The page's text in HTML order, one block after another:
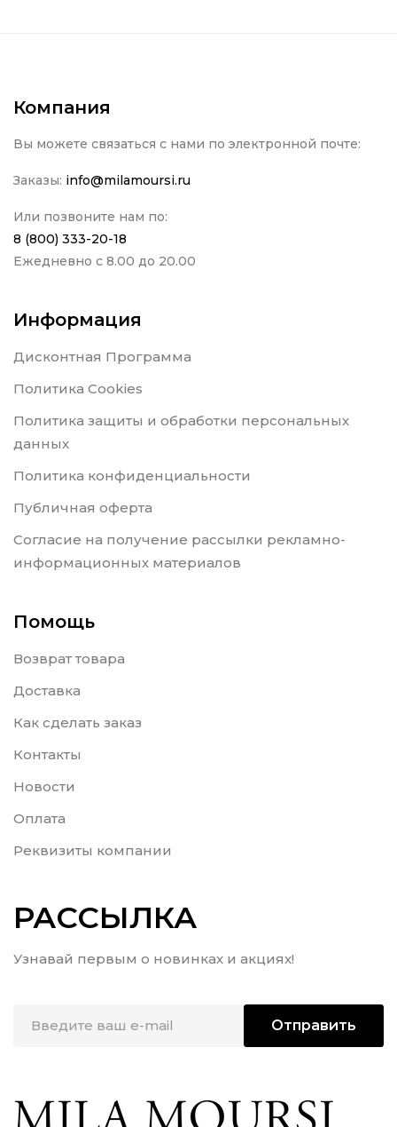
Компания
Вы можете связаться с нами по электронной почте:
Заказы: info@milamoursi.ru
Или позвоните нам по:
8 (800) 333-20-18
Ежедневно с 8.00 до 20.00
Информация
Дисконтная Программа
Политика Cookies
Политика защиты и обработки персональных
данных
Политика конфиденциальности
Публичная оферта
Согласие на получение рассылки рекламно-
информационных материалов
Помощь
Возврат товара
Доставка
Как сделать заказ
Контакты
Новости
Оплата
Реквизиты компании
РАССЫЛКА
Узнавай первым о новинках и акциях!
Отправить